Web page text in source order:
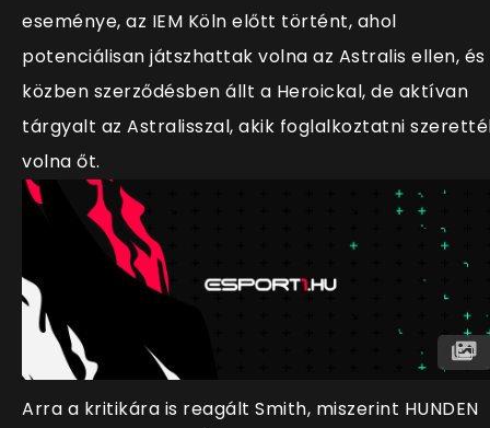
eseménye, az IEM Köln előtt történt, ahol
potenciálisan játszhattak volna az Astralis ellen, és
közben szerződésben állt a Heroickal, de aktívan
tárgyalt az Astralisszal, akik foglalkoztatni
volna őt.
Arra a kritikára is reagált Smith, miszerint HUNDEN